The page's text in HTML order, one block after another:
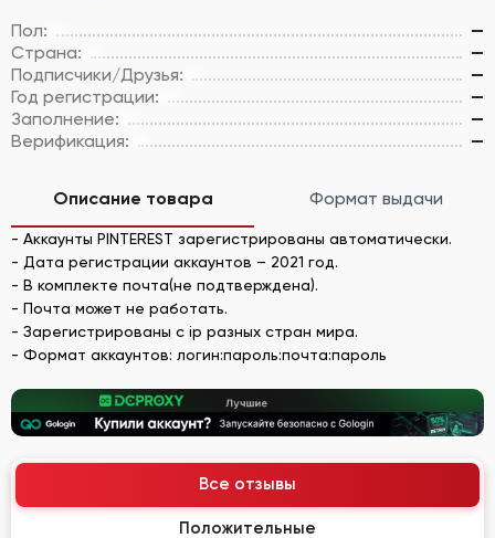
Пол:
—
Страна:
—
Подписчики/Друзья:
—
Год регистрации:
—
Заполнение:
—
Верификация:
—
Описание товара Формат выдачи
- Аккаунты PINTEREST зарегистрированы автоматически.
- Дата регистрации аккаунтов – 2021 год.
- В комплекте почта(не подтверждена).
- Почта может не работать.
- Зарегистрированы с ip разных стран мира.
- Формат аккаунтов: логин:пароль:почта:пароль
Все отзывы
Положительные